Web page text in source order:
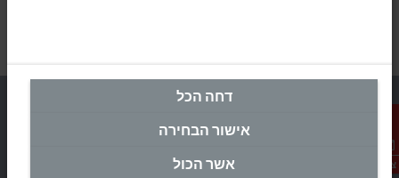
צור קשר
דחה הכל
אישור הבחירה
אשר הכול